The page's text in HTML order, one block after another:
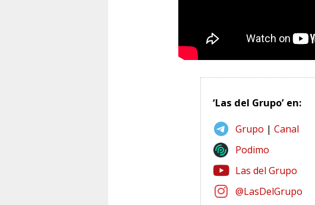
‘Las del Grupo’ en:
Grupo | Canal
Podimo
Las del Grupo
@LasDelGrupo